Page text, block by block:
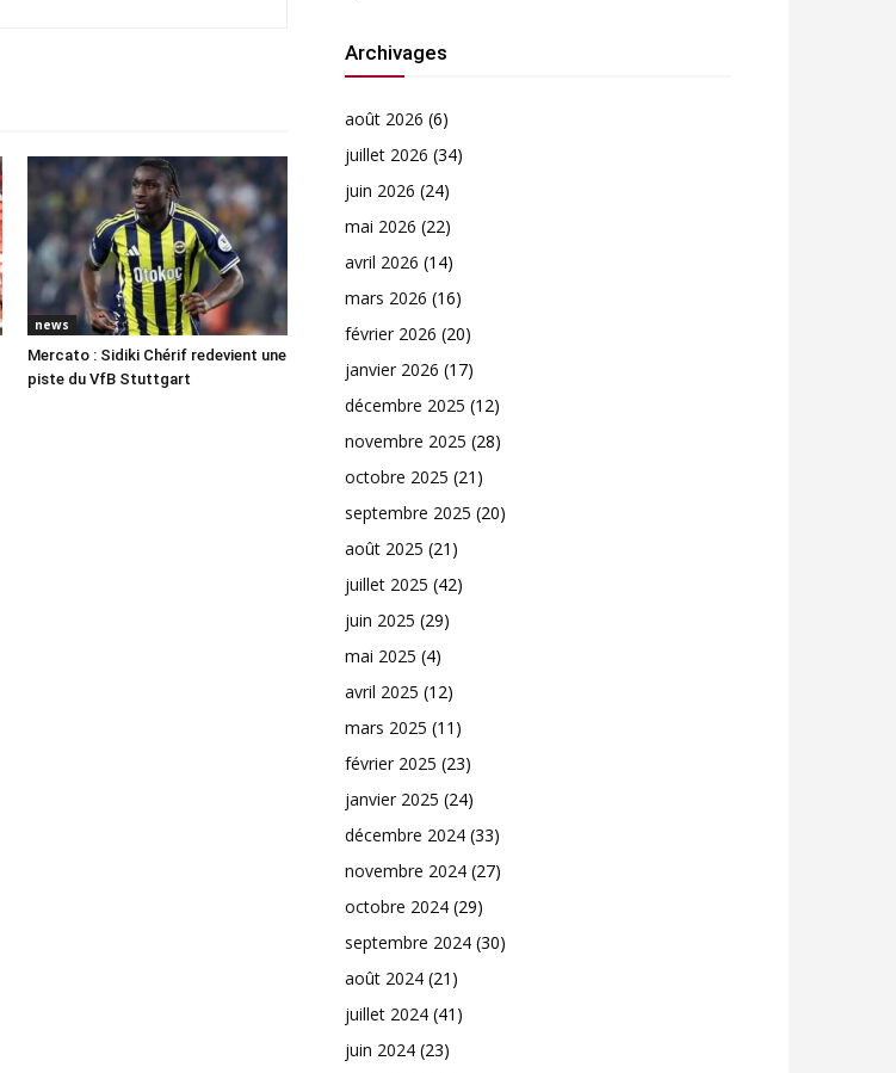
news
Mercato : Sidiki Chérif redevient une
piste du VfB Stuttgart
Archivages
août 2026 (6)
juillet 2026 (34)
juin 2026 (24)
mai 2026 (22)
avril 2026 (14)
mars 2026 (16)
février 2026 (20)
janvier 2026 (17)
décembre 2025 (12)
novembre 2025 (28)
octobre 2025 (21)
septembre 2025 (20)
août 2025 (21)
juillet 2025 (42)
juin 2025 (29)
mai 2025 (4)
avril 2025 (12)
mars 2025 (11)
février 2025 (23)
janvier 2025 (24)
décembre 2024 (33)
novembre 2024 (27)
octobre 2024 (29)
septembre 2024 (30)
août 2024 (21)
juillet 2024 (41)
juin 2024 (23)